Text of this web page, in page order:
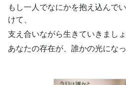
もし一人でなにかを抱え込んで
けて、
支え合いながら生きていきましょ
あなたの存在が、誰かの光にな